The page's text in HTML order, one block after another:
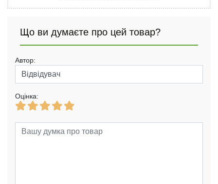
Що ви думаєте про цей товар?
Автор:
Оцінка: